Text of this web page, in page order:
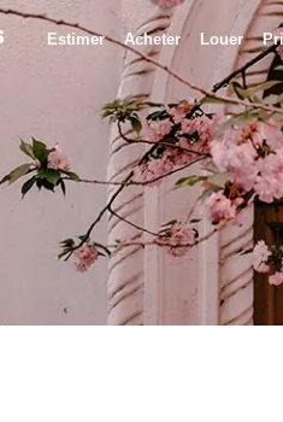
Estimer Acheter Louer